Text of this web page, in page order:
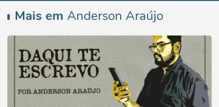
Mais em Anderson Araújo